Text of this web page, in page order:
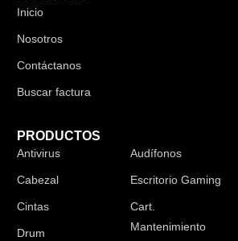
Inicio
Nosotros
Contáctanos
Buscar factura
PRODUCTOS
Antivirus
Cabezal
Cintas
Drum
Audífonos
Escritorio Gaming
Cart.
Mantenimiento